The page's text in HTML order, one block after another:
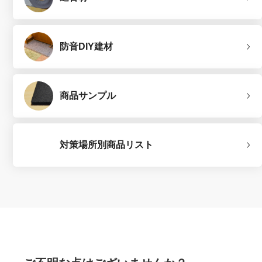
防音DIY建材
商品サンプル
対策場所別商品リスト